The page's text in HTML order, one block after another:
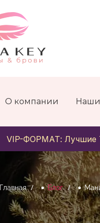
О компании Наши
Главная Блог
VIP-ФОРМАТ: Лучшие